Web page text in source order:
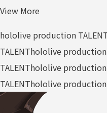
View More
hololive production
TALENThololive production
TALENThololive production
TALENThololive production